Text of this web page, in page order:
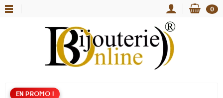
0
EN PROMO !